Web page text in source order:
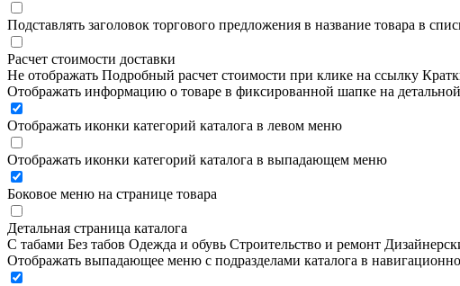
Подставлять заголовок торгового предложения в название товара в
Расчет стоимости доставки
Не отображать Подробный расчет стоимости при клике на ссылку
Отображать информацию о товаре в фиксированной шапке на детальной
Отображать иконки категорий каталога в левом меню
Отображать иконки категорий каталога в выпадающем меню
Боковое меню на странице товара
Детальная страница каталога
С табами Без табов Одежда и обувь Строительство и ремонт
Отображать выпадающее меню с подразделами каталога в